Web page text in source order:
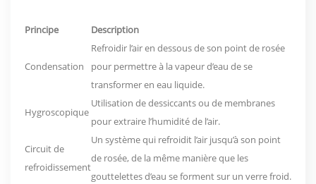
Principe Description
Condensation
Refroidir l’air en dessous de son point de rosée
pour permettre à la vapeur d’eau de se
transformer en eau liquide.
Hygroscopique
Utilisation de dessiccants ou de membranes
pour extraire l’humidité de l’air.
Circuit de
refroidissement
Un système qui refroidit l’air jusqu’à son point
de rosée, de la même manière que les
gouttelettes d’eau se forment sur un verre froid.